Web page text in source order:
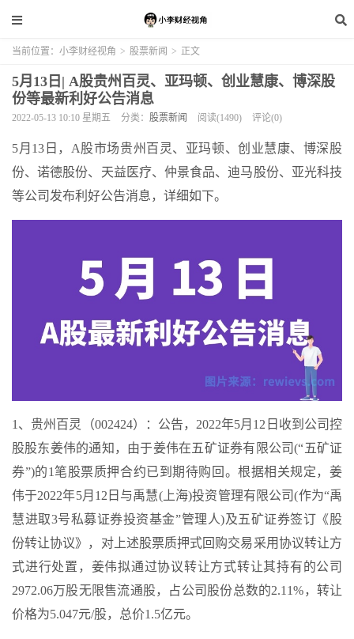
当前位置： 小李财经视角 > 股票新闻 > 正文
5月13日| A股贵州百灵、亚玛顿、创业慧康、博深股
份等最新利好公告消息
2022-05-13 10:10 星期五 分类： 股票新闻 阅读(1490) 评论(0)
5月13日，A股市场贵州百灵、亚玛顿、创业慧康、博深股
份、诺德股份、天益医疗、仲景食品、迪马股份、亚光科技
等公司发布利好公告消息，详细如下。
1、贵州百灵（002424）：公告，2022年5月12日收到公司控
股股东姜伟的通知，由于姜伟在五矿证券有限公司(“五矿证
券”)的1笔股票质押合约已到期待购回。根据相关规定，姜
伟于2022年5月12日与禹慧(上海)投资管理有限公司(作为“禹
慧进取3号私募证券投资基金”管理人)及五矿证券签订《股
份转让协议》，对上述股票质押式回购交易采用协议转让方
式进行处置，姜伟拟通过协议转让方式转让其持有的公司
2972.06万股无限售流通股，占公司股份总数的2.11%，转让
价格为5.047元/股，总价1.5亿元。